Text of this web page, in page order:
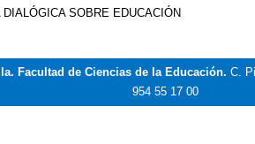
SOBRE EDUCACIÓN
Facultad de Ciencias de la Educación. C.
954 55 17 00